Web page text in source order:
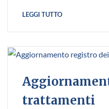
LEGGI TUTTO
trattamenti